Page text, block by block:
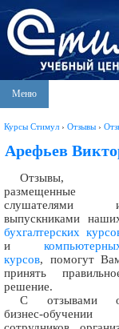
Меню
Курсы Стимул › Отзывы ›
Арефьев
Отзывы,
размещенные
слушателями
выпускниками
бухгалтерских
и
курсов, помогут
принять
решение.
С отзывами
бизнес-обучении